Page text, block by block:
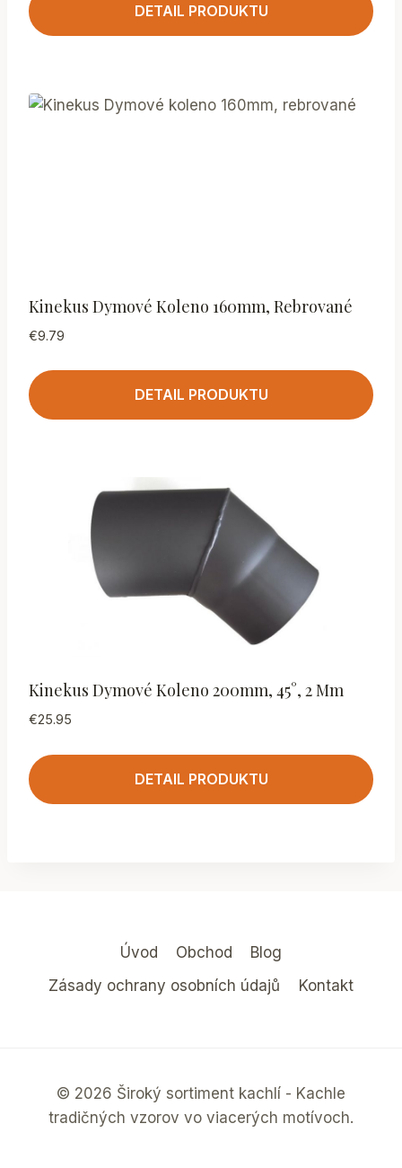
DETAIL PRODUKTU
Kinekus Dymové Koleno 160mm, Rebrované
€9.79
DETAIL PRODUKTU
Kinekus Dymové Koleno 200mm, 45°, 2 Mm
€25.95
DETAIL PRODUKTU
Úvod Obchod
Blog
Zásady ochrany osobních údajů
Kontakt
© 2026 Široký sortiment kachlí - Kachle
tradičných vzorov vo viacerých motívoch.